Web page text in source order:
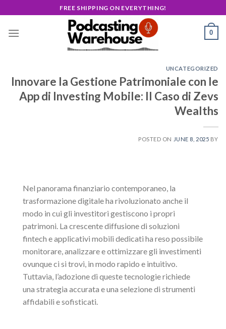
to
content
FREE SHIPPING ON EVERYTHING!
0
UNCATEGORIZED
Innovare la Gestione Patrimoniale con le
App di Investing Mobile: Il Caso di Zevs
Wealths
POSTED ON JUNE 8, 2025 BY
Nel panorama finanziario contemporaneo, la
trasformazione digitale ha rivoluzionato anche il
modo in cui gli investitori gestiscono i propri
patrimoni. La crescente diffusione di soluzioni
fintech e applicativi mobili dedicati ha reso possibile
monitorare, analizzare e ottimizzare gli investimenti
ovunque ci si trovi, in modo rapido e intuitivo.
Tuttavia, l’adozione di queste tecnologie richiede
una strategia accurata e una selezione di strumenti
affidabili e sofisticati.